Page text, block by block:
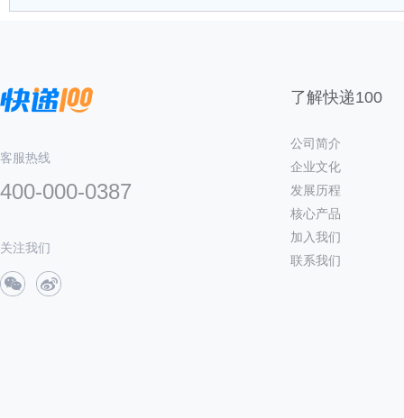
客服热线
400-000-0387
关注我们
了解快递100
公司简介
企业文化
发展历程
核心产品
加入我们
联系我们